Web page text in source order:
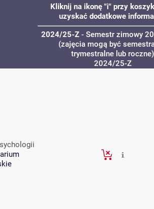
Kliknij na ikonę "i" przy
uzyskać dodatkowe
2024/25-Z- Semestr zimowy
(zajęcia mogą być
trymestralne lub roczne)
2024/25-Z